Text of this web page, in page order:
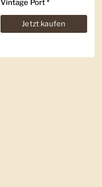
Vintage Port *
Jetzt kaufen